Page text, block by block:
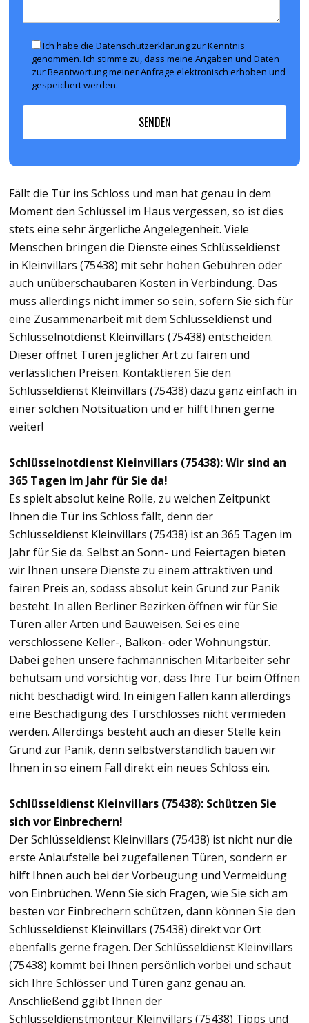
Ich habe die Datenschutzerklärung zur Kenntnis
genommen. Ich stimme zu, dass meine Angaben und Daten
zur Beantwortung meiner Anfrage elektronisch erhoben und
gespeichert werden.
Fällt die Tür ins Schloss und man hat genau in dem
Moment den Schlüssel im Haus vergessen, so ist dies
stets eine sehr ärgerliche Angelegenheit. Viele
Menschen bringen die Dienste eines Schlüsseldienst
in Kleinvillars (75438) mit sehr hohen Gebühren oder
auch unüberschaubaren Kosten in Verbindung. Das
muss allerdings nicht immer so sein, sofern Sie sich für
eine Zusammenarbeit mit dem Schlüsseldienst und
Schlüsselnotdienst Kleinvillars (75438) entscheiden.
Dieser öffnet Türen jeglicher Art zu fairen und
verlässlichen Preisen. Kontaktieren Sie den
Schlüsseldienst Kleinvillars (75438) dazu ganz einfach in
einer solchen Notsituation und er hilft Ihnen gerne
weiter!
Schlüsselnotdienst Kleinvillars (75438): Wir sind an
365 Tagen im Jahr für Sie da!
Es spielt absolut keine Rolle, zu welchen Zeitpunkt
Ihnen die Tür ins Schloss fällt, denn der
Schlüsseldienst Kleinvillars (75438) ist an 365 Tagen im
Jahr für Sie da. Selbst an Sonn- und Feiertagen bieten
wir Ihnen unsere Dienste zu einem attraktiven und
fairen Preis an, sodass absolut kein Grund zur Panik
besteht. In allen Berliner Bezirken öffnen wir für Sie
Türen aller Arten und Bauweisen. Sei es eine
verschlossene Keller-, Balkon- oder Wohnungstür.
Dabei gehen unsere fachmännischen Mitarbeiter sehr
behutsam und vorsichtig vor, dass Ihre Tür beim Öffnen
nicht beschädigt wird. In einigen Fällen kann allerdings
eine Beschädigung des Türschlosses nicht vermieden
werden. Allerdings besteht auch an dieser Stelle kein
Grund zur Panik, denn selbstverständlich bauen wir
Ihnen in so einem Fall direkt ein neues Schloss ein.
Schlüsseldienst Kleinvillars (75438): Schützen Sie
sich vor Einbrechern!
Der Schlüsseldienst Kleinvillars (75438) ist nicht nur die
erste Anlaufstelle bei zugefallenen Türen, sondern er
hilft Ihnen auch bei der Vorbeugung und Vermeidung
von Einbrüchen. Wenn Sie sich Fragen, wie Sie sich am
besten vor Einbrechern schützen, dann können Sie den
Schlüsseldienst Kleinvillars (75438) direkt vor Ort
ebenfalls gerne fragen. Der Schlüsseldienst Kleinvillars
(75438) kommt bei Ihnen persönlich vorbei und schaut
sich Ihre Schlösser und Türen ganz genau an.
Anschließend ggibt Ihnen der
Schlüsseldienstmonteur Kleinvillars (75438) Tipps und